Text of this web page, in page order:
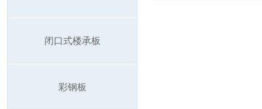
闭口式楼承板
彩钢板